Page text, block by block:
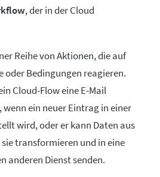
, der in der Cloud
Reihe von Aktionen, die auf
oder Bedingungen reagieren.
Cloud-Flow eine E-Mail
ein neuer Eintrag in einer
wird, oder er kann Daten aus
transformieren und in eine
anderen Dienst senden.